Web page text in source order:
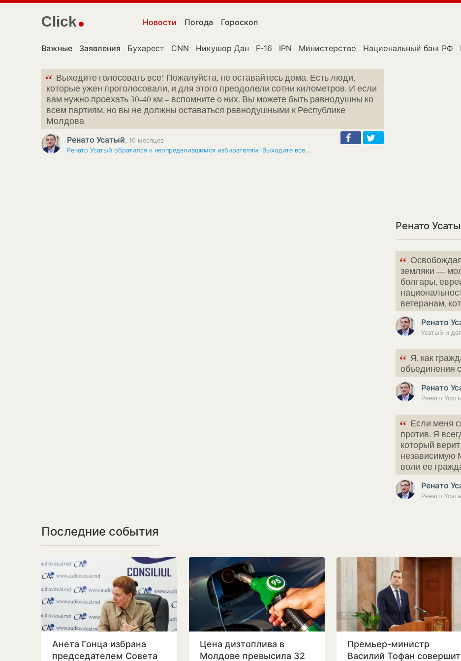
Click Новости Погода Гороскоп
Важные Заявления Бухарест CNN Никушор Дан F-16 IPN Министерство Национальный банкРФ
“ Выходите голосовать все! Пожалуйста, не оставайтесь дома. Есть люди,
которые ужен проголосовали, и для этого преодолели сотни километров. И если
вам нужно проехать 30-40 км – вспомните о них. Вы можете быть равнодушны ко
всем партиям, но вы не должны оставаться равнодушными к Республике
Молдова
Ренато Усатый, 10 месяцев
Ренато Усатый обратился к неопределившимся избирателям: Выходите все…
Ренато
“
земляки —
болгары,
ветеранам,
Ренато
“ Я, как
объединения
Ренато
“ Если меня
против. Я
который
независимую
воли ее
Ренато
Последние события
Анета Гонца избрана
председателем Совета
Цена дизтоплива в
Молдове превысила 32
Премьер-министр
Василий Тофан совершит